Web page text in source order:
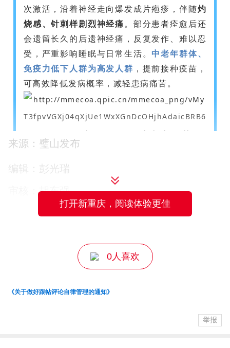
次激活，沿着神经走向爆发成片疱疹，伴随灼
烧感、针刺样剧烈神经痛。部分患者痊愈后还
会遗留长久的后遗神经痛，反复发作、难以忍
受，严重影响睡眠与日常生活。 中老年群体、
免疫力低下人群为高发人群 ，提前接种疫苗，
可高效降低发病概率，减轻患病痛苦。
HPV病毒
相关疾病
高危型人乳头瘤病毒（HPV）持续感染，
癌、肛门癌、尖锐湿疣等多种生殖系统疾病。
该病毒传播途径广泛，年轻化感染趋势明显，
长期持续感染，会逐步造成宫颈病变，严重威
高危、低危型 HPV 病毒，大范围阻断病毒感
来源：璧山发布
编辑：彭光瑞
审核：胡东强
主编：王成
打开新重庆，阅读体验更佳
0人喜欢
《关于做好跟帖评论自律管理的通知》
举报